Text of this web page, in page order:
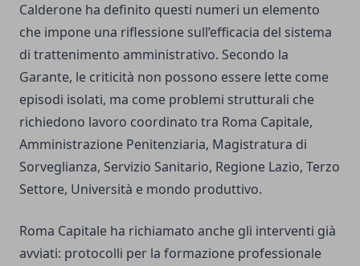
Calderone ha definito questi numeri un elemento
che impone una riflessione sull’efficacia del sistema
di trattenimento amministrativo. Secondo la
Garante, le criticità non possono essere lette come
episodi isolati, ma come problemi strutturali che
richiedono lavoro coordinato tra Roma Capitale,
Amministrazione Penitenziaria, Magistratura di
Sorveglianza, Servizio Sanitario, Regione Lazio, Terzo
Settore, Università e mondo produttivo.
Roma Capitale ha richiamato anche gli interventi già
avviati: protocolli per la formazione professionale